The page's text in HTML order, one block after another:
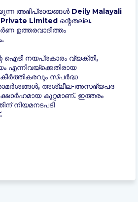
അഭിപ്രായങ്ങൾ Deily Malayali
Limited ന്റെതല്ല.
ഉത്തരവാദിത്തം
ഐടി നയപ്രകാരം വ്യക്തി,
എന്നിവയ്ക്കെതിരായ
സ്പർദ്ധ
അശ്ലീല-അസഭ്യപദ
കുറ്റമാണ്. ഇത്തരം
നിയമനടപടി